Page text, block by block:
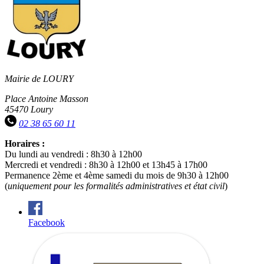
Mairie de LOURY
Place Antoine Masson
45470 Loury
02 38 65 60 11
Horaires :
Du lundi au vendredi : 8h30 à 12h00
Mercredi et vendredi : 8h30 à 12h00 et 13h45 à 17h00
Permanence 2ème et 4ème samedi du mois de 9h30 à 12h00
(uniquement pour les formalités administratives et état civil)
Facebook